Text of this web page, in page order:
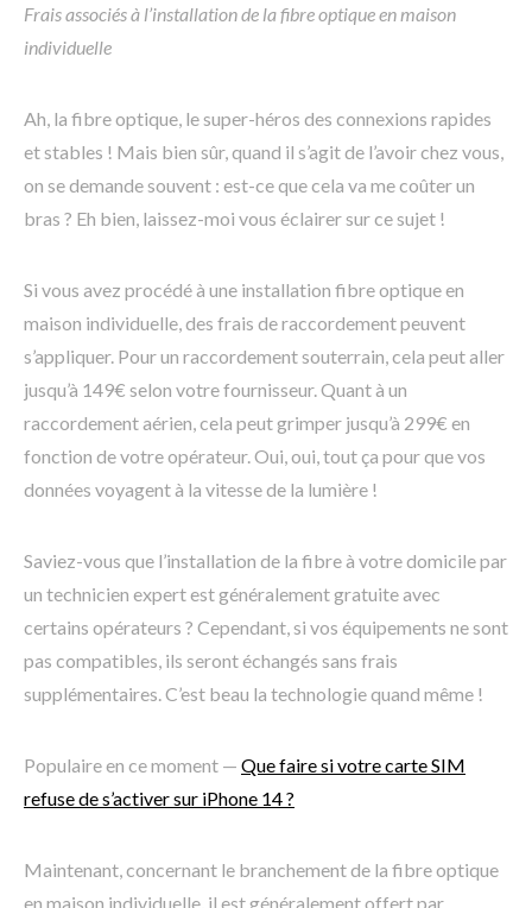
Frais associés à l’installation de la fibre optique en maison
individuelle
Ah, la fibre optique, le super-héros des connexions rapides
et stables ! Mais bien sûr, quand il s’agit de l’avoir chez vous,
on se demande souvent : est-ce que cela va me coûter un
bras ? Eh bien, laissez-moi vous éclairer sur ce sujet !
Si vous avez procédé à une installation fibre optique en
maison individuelle, des frais de raccordement peuvent
s’appliquer. Pour un raccordement souterrain, cela peut aller
jusqu’à 149€ selon votre fournisseur. Quant à un
raccordement aérien, cela peut grimper jusqu’à 299€ en
fonction de votre opérateur. Oui, oui, tout ça pour que vos
données voyagent à la vitesse de la lumière !
Saviez-vous que l’installation de la fibre à votre domicile par
un technicien expert est généralement gratuite avec
certains opérateurs ? Cependant, si vos équipements ne sont
pas compatibles, ils seront échangés sans frais
supplémentaires. C’est beau la technologie quand même !
Populaire en ce moment — Que faire si votre carte SIM
refuse de s’activer sur iPhone 14 ?
Maintenant, concernant le branchement de la fibre optique
en maison individuelle, il est généralement offert par